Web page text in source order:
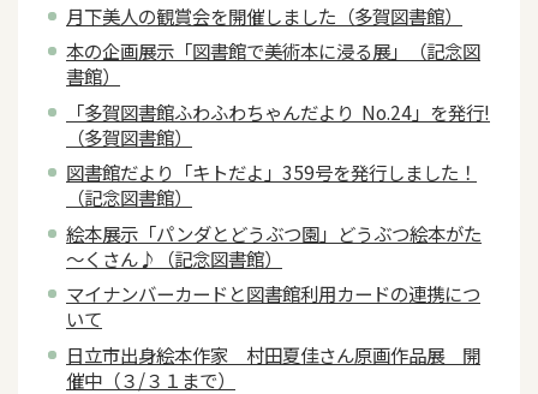
月下美人の観賞会を開催しました（多賀図書館）
本の企画展示「図書館で美術本に浸る展」（記念図
書館）
「多賀図書館ふわふわちゃんだより No.24」を発行!
（多賀図書館）
図書館だより「キトだよ」359号を発行しました！
（記念図書館）
絵本展示「パンダとどうぶつ園」どうぶつ絵本がた
～くさん♪（記念図書館）
マイナンバーカードと図書館利用カードの連携につ
いて
日立市出身絵本作家 村田夏佳さん原画作品展 開
催中（３/３１まで）